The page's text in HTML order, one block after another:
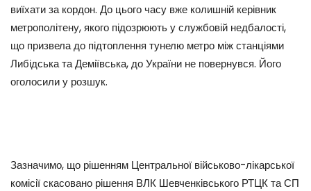
виїхати за кордон. До цього часу вже колишній керівник
метрополітену, якого підозрюють у службовій недбалості,
що призвела до підтоплення тунелю метро між станціями
Либідська та Деміївська, до України не повернувся. Його
оголосили у розшук.
Зазначимо, що рішенням Центральної військово-лікарської
комісії скасовано рішення ВЛК Шевченківського РТЦК та СП